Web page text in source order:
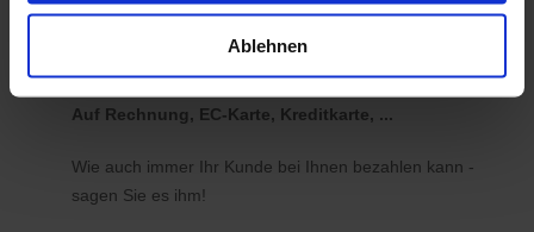
Ablehnen
So individuell wie Sie
Auf Rechnung, EC-Karte, Kreditkarte, ...
Wie auch immer Ihr Kunde bei Ihnen bezahlen kann -
sagen Sie es ihm!